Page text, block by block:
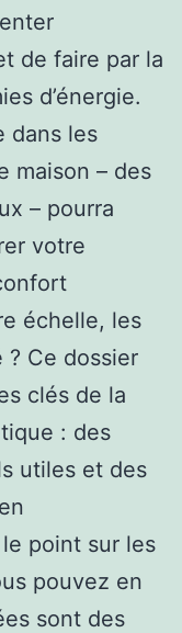
de faire par la
d’énergie.
dans les
maison – des
– pourra
votre
échelle, les
? Ce dossier
clés de la
: des
utiles et des
point sur les
pouvez en
sont des